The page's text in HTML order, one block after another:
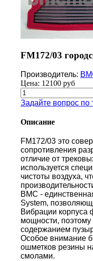
FM172/03
Производитель:
Цена: 12100 руб
Задайте вопрос по
Описание
FM172/03 это
сопротивления
отличие от
используется
чистоты воздуха,
BMC -
System,
Вибрации корпуса
мощности,
содержанием
Особое внимание
ошметков резины
смолами.